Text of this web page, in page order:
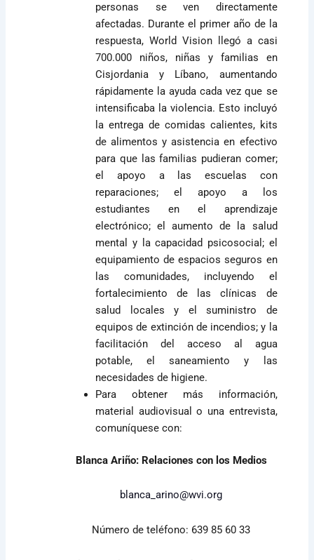
personas se ven directamente
afectadas. Durante el primer año de la
respuesta, World Vision llegó a casi
700.000 niños, niñas y familias en
Cisjordania y Líbano, aumentando
rápidamente la ayuda cada vez que se
intensificaba la violencia. Esto incluyó
la entrega de comidas calientes, kits
de alimentos y asistencia en efectivo
para que las familias pudieran comer;
el apoyo a las escuelas con
reparaciones; el apoyo a los
estudiantes en el aprendizaje
electrónico; el aumento de la salud
mental y la capacidad psicosocial; el
equipamiento de espacios seguros en
las comunidades, incluyendo el
fortalecimiento de las clínicas de
salud locales y el suministro de
equipos de extinción de incendios; y la
facilitación del acceso al agua
potable, el saneamiento y las
necesidades de higiene.
Para obtener más información,
material audiovisual o una entrevista,
comuníquese con:
Blanca Ariño: Relaciones con los Medios
blanca_arino@wvi.org
Número de teléfono: 639 85 60 33